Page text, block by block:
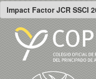
Impact Factor JCR SSCI